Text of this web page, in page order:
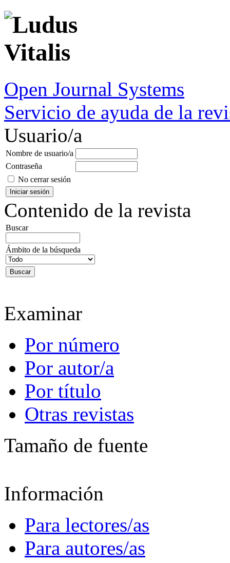
Open Journal Systems
Servicio de ayuda de la
Usuario/a
Nombre de usuario/a
Contraseña
No cerrar sesión
Contenido de la revista
Buscar
Ámbito de la búsqueda
Examinar
Por número
Por autor/a
Por título
Otras revistas
Tamaño de fuente
Información
Para lectores/as
Para autores/as